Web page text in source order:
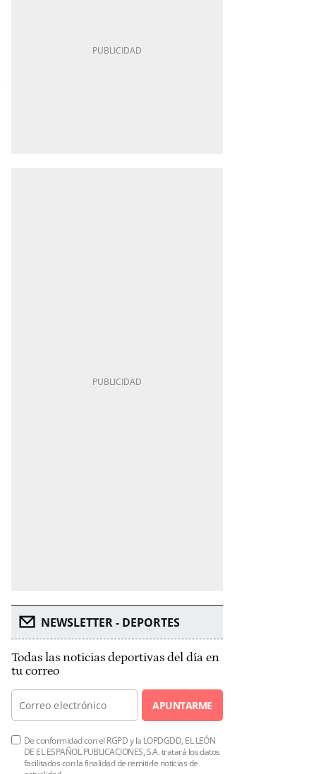
NEWSLETTER - DEPORTES
Todas las noticias deportivas del día en
tu correo
APUNTARME
De conformidad con el RGPD y la LOPDGDD, EL LEÓN
DE EL ESPAÑOL PUBLICACIONES, S.A. tratará los datos
facilitados con la finalidad de remitirle noticias de